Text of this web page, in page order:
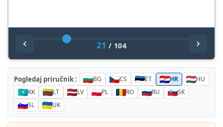
21 / 104
Pogledaj priručnik : BG CS ET HR
HU
KK
LT LV PL RO RU
SK
SL
UK